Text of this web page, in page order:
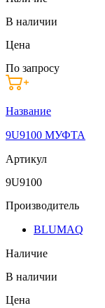
В наличии
Цена
По запросу
Название
9U9100 МУФТА
Артикул
9U9100
Производитель
BLUMAQ
Наличие
В наличии
Цена